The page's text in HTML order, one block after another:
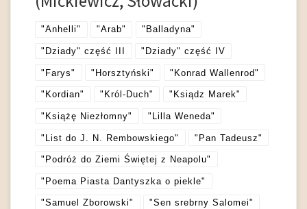
"Anhelli" "Arab" "Balladyna"
"Dziady" część III "Dziady" część IV
"Farys" "Horsztyński" "Konrad Wallenrod"
"Kordian" "Król-Duch" "Ksiądz Marek"
"Książę Niezłomny" "Lilla Weneda"
"List do J. N. Rembowskiego" "Pan Tadeusz"
"Podróż do Ziemi Świętej z Neapolu"
"Poema Piasta Dantyszka o piekle"
"Samuel Zborowski" "Sen srebrny Salomei"